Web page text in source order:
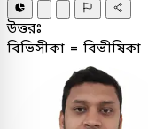
উত্তরঃ
বিভিসীকা = বিভীষিকা